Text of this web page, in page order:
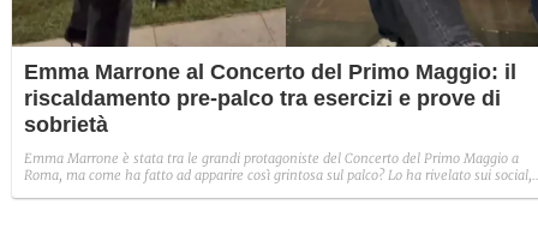
Emma Marrone al Concerto del Primo Maggio: il
riscaldamento pre-palco tra esercizi e prove di
sobrietà
Emma Marrone è stata tra le grandi protagoniste del Concerto del Primo Maggio a
Roma, ma come ha fatto ad apparire così grintosa sul palco? Lo ha rivelato sui social,